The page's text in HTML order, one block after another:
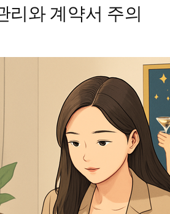
리와 계약서 주의